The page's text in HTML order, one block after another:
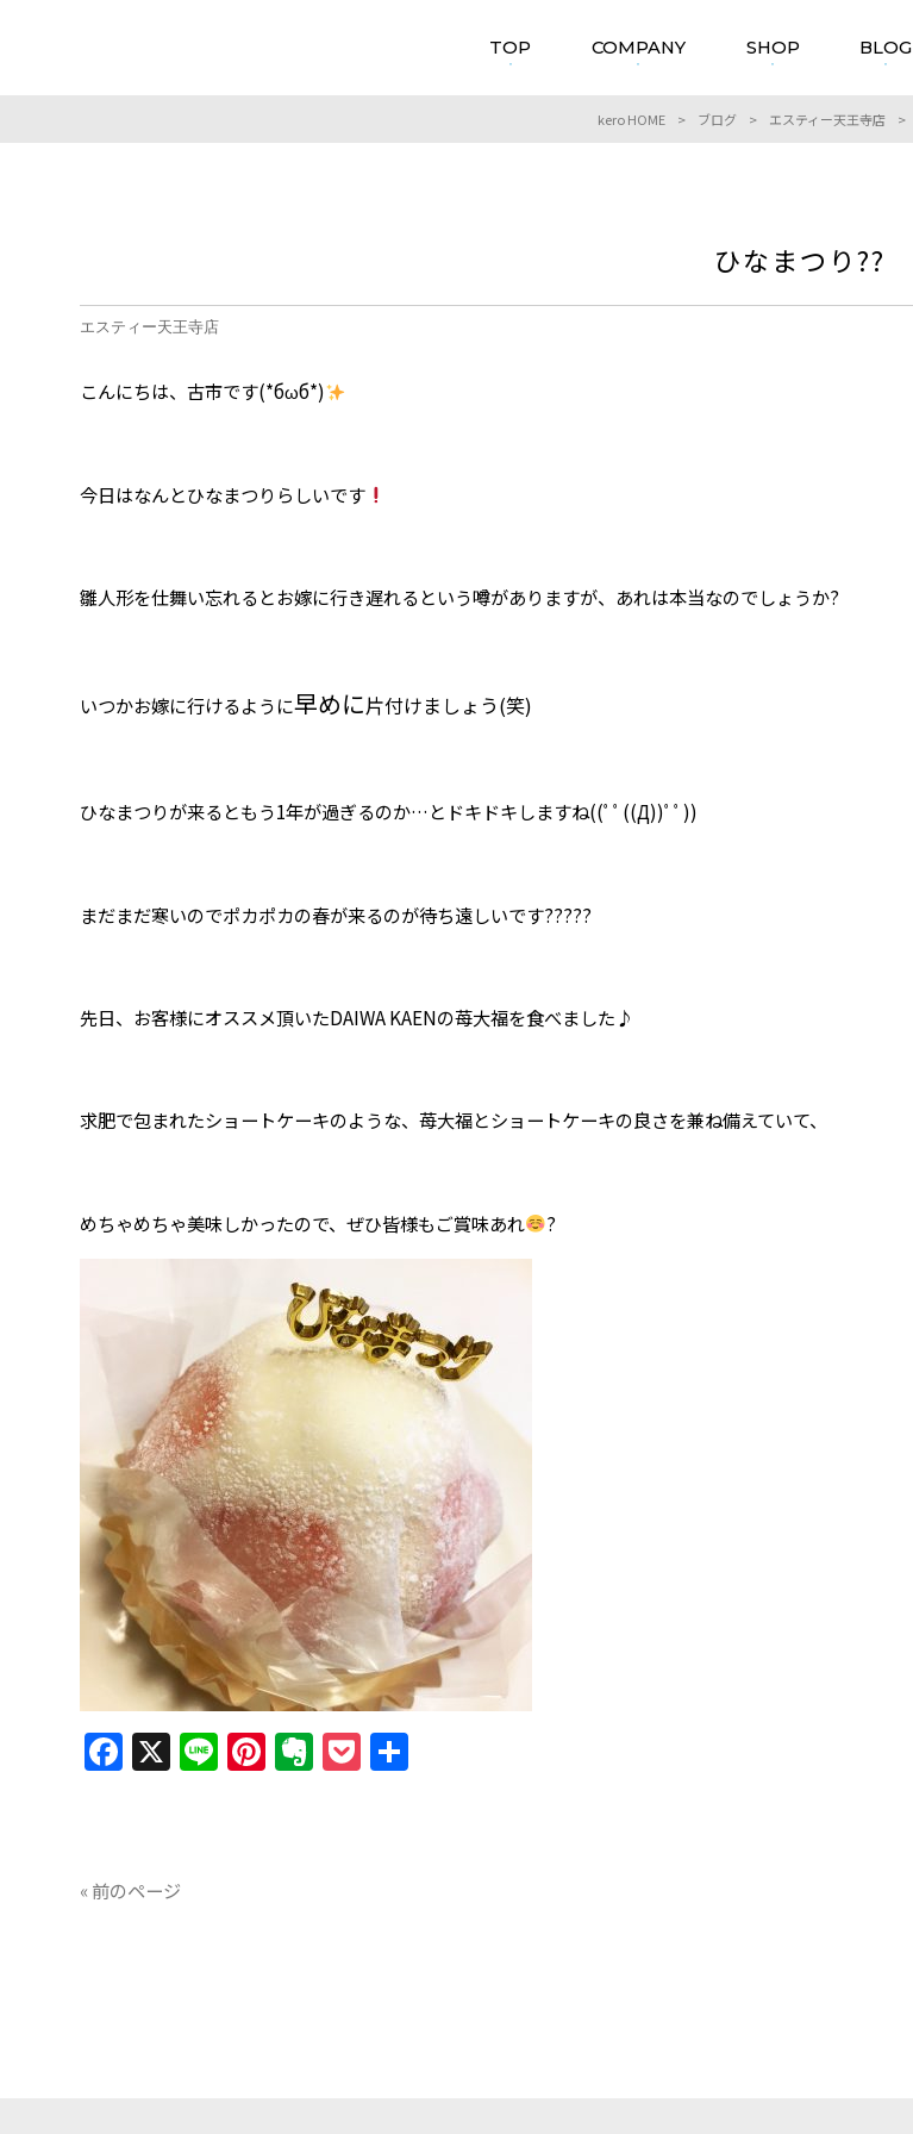
TOP COMPANY SHOP BLOG
kero HOME > ブログ > エスティー天王寺店 >
ひなまつり??
エスティー天王寺店
こんにちは、古市です(*бωб*)
今日はなんとひなまつりらしいです
雛人形を仕舞い忘れるとお嫁に行き遅れるという噂がありますが、あれは本当なのでしょうか?
いつかお嫁に行けるように早めに片付けましょう(笑)
ひなまつりが来るともう1年が過ぎるのか…とドキドキしますね((ﾟﾟ((Д))ﾟﾟ))
まだまだ寒いのでポカポカの春が来るのが待ち遠しいです?????
先日、お客様にオススメ頂いたDAIWA KAENの苺大福を食べました♪
求肥で包まれたショートケーキのような、苺大福とショートケーキの良さを兼ね備えていて、
めちゃめちゃ美味しかったので、ぜひ皆様もご賞味あれ ?
Facebook
X LinePinterest
Evernote
Pocket
« 前のページ